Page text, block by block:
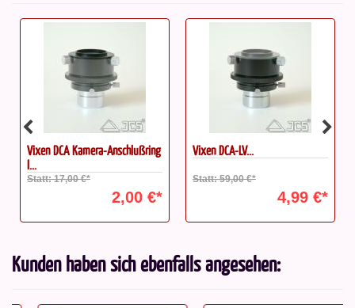
Vixen DCA Kamera-Anschlußring
I...
Statt: 17,00 €*
2,00 €*
Vixen DCA-LV...
Statt: 59,00 €*
4,99 €*
Kunden haben sich ebenfalls angesehen: